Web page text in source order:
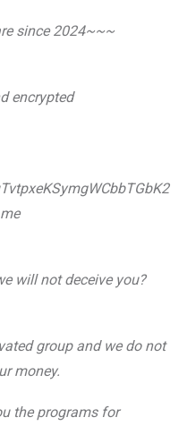
since 2024~~~
encrypted
will not deceive you?
group and we do not
money.
the programs for